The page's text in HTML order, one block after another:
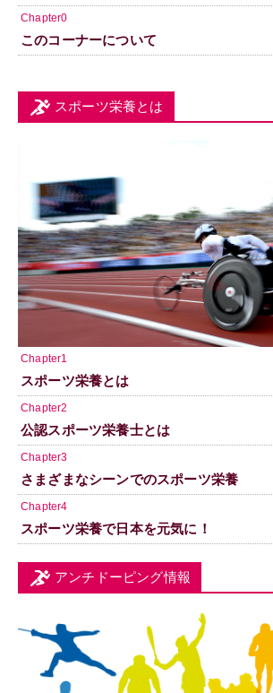
Chapter0
このコーナーについて
スポーツ栄養とは
Chapter1
スポーツ栄養とは
Chapter2
公認スポーツ栄養士とは
Chapter3
さまざまなシーンでのスポーツ栄養
Chapter4
スポーツ栄養で日本を元気に！
アンチドーピング情報